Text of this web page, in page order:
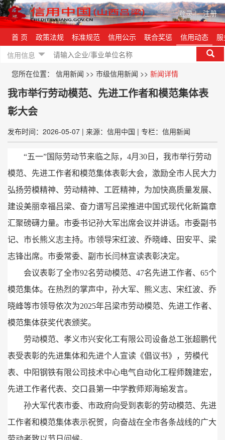
登录| 注册
首 页 政策法规 标准规范 信用公示 联合奖惩 信用动态
信用信息
您所在位置： 信用新闻 >> 市级信用新闻 >> 新闻详情
我市举行劳动模范、先进工作者和模范集体表
彰大会
发布时间：2026-05-07 | 来源：信用中国 | 专栏：信用新闻
“五一”国际劳动节来临之际， 4月30日， 我市举行劳动
模范、 先进工作者和模范集体表彰大会， 激励全市人民大力
弘扬劳模精神、 劳动精神、 工匠精神， 为加快高质量发展、
建设美丽幸福吕梁、 奋力谱写吕梁推进中国式现代化新篇章
汇聚磅礴力量。 市委书记孙大军出席会议并讲话。 市委副书
记、 市长熊义志主持。 市领导宋红波、 乔晓峰、 田安平、 梁
志锋出席。 市委常委、 副市长闫林宣读表彰决定。
会议表彰了全市92名劳动模范、 47名先进工作者、 65个
模范集体。 在热烈的掌声中， 孙大军、 熊义志、 宋红波、 乔
晓峰等市领导依次为2025年吕梁市劳动模范、 先进工作者、
模范集体获奖代表颁奖。
劳动模范、 孝义市兴安化工有限公司设备总工张超鹏代
表受表彰的先进集体和先进个人宣读《倡议书》， 劳模代
表、 中阳钢铁有限公司技术中心电气自动化工程师魏建宏，
先进工作者代表、 交口县第一中学教师郑海瑜发言。
孙大军代表市委、 市政府向受到表彰的劳动模范、 先进
工作者和模范集体表示祝贺， 向奋战在全市各条战线的广大